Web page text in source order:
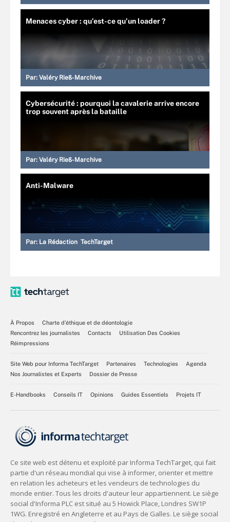
Menaces cyber : qu’est-ce qu’un loader ?
Par: Valéry Rieß-Marchive
Cybersécurité : pourquoi la cavalerie arrive encore
trop souvent après la bataille
Par: Valéry Rieß-Marchive
Anti-Malware
Par: La Rédaction TechTarget
À Propos
Charte d’éthique et de déontologie
Rencontrez les journalistes
Contacts
Utilisation Des Cookies
Réimpressions
Site Web pour Informa TechTarget Partenaires Technologies
Agenda
Nos Journalistes et Experts
Dossier de Presse
E-Handbooks Conseils IT Opinions Guides Essentiels Projets IT